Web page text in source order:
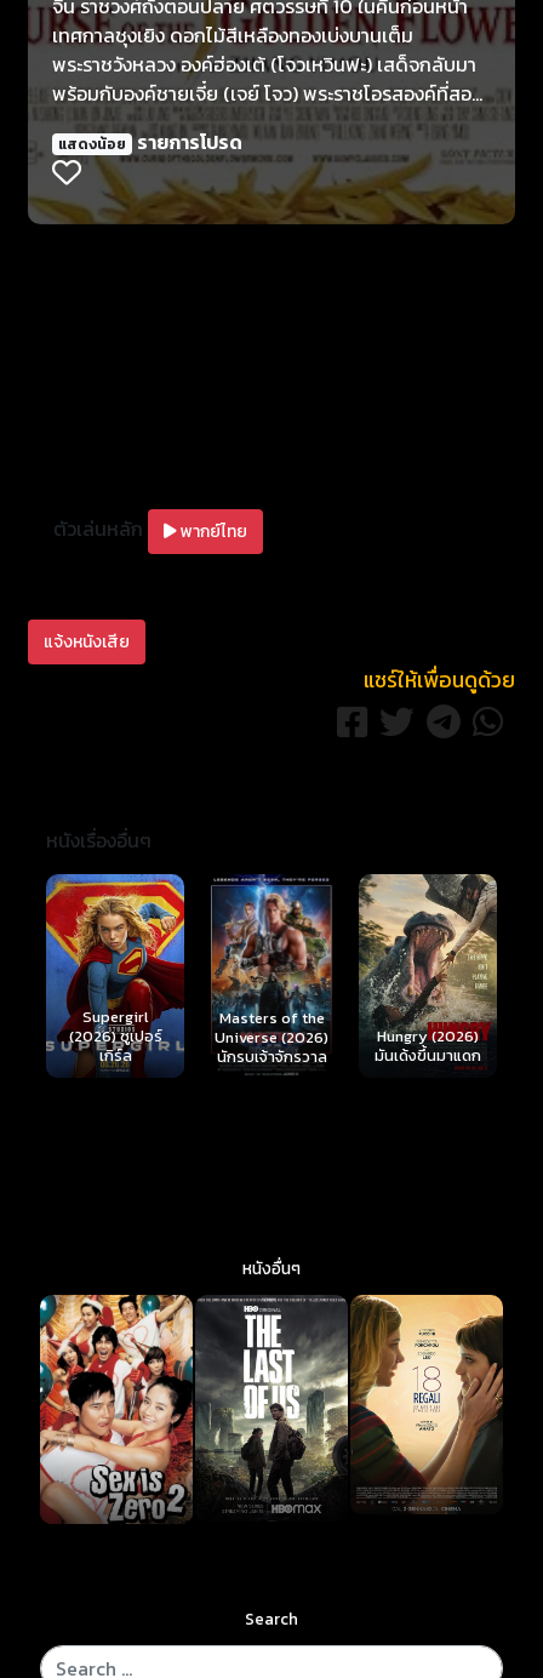
เทศกาลชุงเยิง ดอกไม้สีเหลืองทองเบ่งบานเต็ม
พระราชวังหลวง องค์ฮ่องเต้ (โจวเหวินฟะ) เสด็จกลับมา
พร้อมกับองค์ชายเจี๋ย (เจย์ โจว) พระราชโอรสองค์ที่สอง
อย่างไม่คาดฝัน พระองค์มีพระประสงค์จะร่วมเฉลิมฉลอง
วันหยุดสำคัญนี้กับพระญาติ แต่ความสัมพันธ์ที่ร้าวฉาน
ระหว่างองค์ฮ่องเต้และองค์ฮองเฮา (กงลี่) ที่สุขภาพทรุด
โทรม ก็ทำให้เรื่องนี้ดูมีวัตถุประสงค์แอบแฝง ฮองเฮากับ
หง) เป็นบุคคลเพียงผู้เดียวที่ได้รับรู้ถึงแผนเล่ห์เพทุบาย
ของพระองค์ เมื่อฮ่องเต้ทราบถึงภัยคุกคามที่ใกล้เข้ามา
พระราชวังไปยังสถานที่ห่างไกล ขณะที่พวกเขาเดินทาง
อยู่นั้นเอง มือสังหารลึกลับได้ลอบโจมตีพวกเขา เฉินและ
เจียงฉี ผู้เป็นมารดา (เฉินจิน) ถูกบีบบังคับให้กลับเข้าไป
ในพระราชวัง การกลับมาของพวกเธอเป็นจุดเริ่มต้นของ
เหตุการณ์มืดหม่นที่น่าประหลาดใจมากมาย ท่ามกลาง
ทองคำนับพันๆ คนกำลังบุกเข้ามายังพระราชวัง ใครกัน
เป็นผู้อยู่เบื้องหลังการกบฏที่โหดเหี้ยมครั้งนี้ ความจงรัก
ภักดีขององค์ชายเจี๋ยขึ้นอยู่กับผู้ใดกันแน่ ระหว่างความ
รักกับแรงปรารถนา อะไรคือผู้ชนะที่แท้จริง ในราตรีที่
แสงจันทร์สาดส่อง ดอกเบญจมาศที่เบ่งบานนับพันถูก
ย่ำยีเมื่อเลือดหลั่งนองทั่วพระราชวัง
แสดงน้อย รายการโปรด
ตัวเล่นหลัก พากย์ไทย
แจ้งหนังเสีย
แชร์ให้เพื่อนดูด้วย
หนังเรื่องอื่นๆ
Masters of the
Universe (2026)
นักรบเจ้าจักรวาล
Hungry (2026)
มันเด้งขึ้นมาแดก
Ready or Not 2:
Here I Come
(2026) เกมพร้อม
ตาย 2
หนังอื่นๆ
Search